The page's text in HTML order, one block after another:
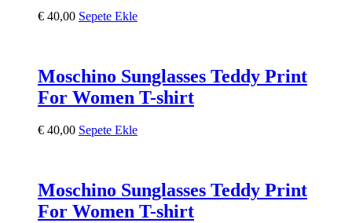
€ 40,00 Sepete Ekle
Moschino Sunglasses Teddy Print
For Women T-shirt
€ 40,00 Sepete Ekle
Moschino Sunglasses Teddy Print
For Women T-shirt